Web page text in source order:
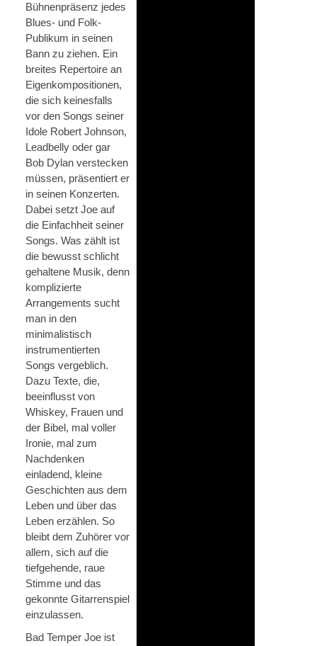
Bühnenpräsenz jedes
Blues- und Folk-
Publikum in seinen
Bann zu ziehen. Ein
breites Repertoire an
Eigenkompositionen,
die sich keinesfalls
vor den Songs seiner
Idole Robert Johnson,
Leadbelly oder gar
Bob Dylan verstecken
müssen, präsentiert er
in seinen Konzerten.
Dabei setzt Joe auf
die Einfachheit seiner
Songs. Was zählt ist
die bewusst schlicht
gehaltene Musik, denn
komplizierte
Arrangements sucht
man in den
minimalistisch
instrumentierten
Songs vergeblich.
Dazu Texte, die,
beeinflusst von
Whiskey, Frauen und
der Bibel, mal voller
Ironie, mal zum
Nachdenken
einladend, kleine
Geschichten aus dem
Leben und über das
Leben erzählen. So
bleibt dem Zuhörer vor
allem, sich auf die
tiefgehende, raue
Stimme und das
gekonnte Gitarrenspiel
einzulassen.
Bad Temper Joe ist